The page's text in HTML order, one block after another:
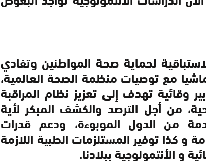
لحماية صحة المواطنين وتفادي
مع توصيات منظمة الصحة العالمية،
وقائية تهدف إلى تعزيز نظام المراقبة
من أجل الترصد والكشف المبكر لأية
من الدول الموبوءة، ودعم قدرات
و كذا توفير المستلزمات الطبية اللازمة
و الأنتمولوجية ببلادنا.